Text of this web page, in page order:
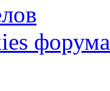
форума